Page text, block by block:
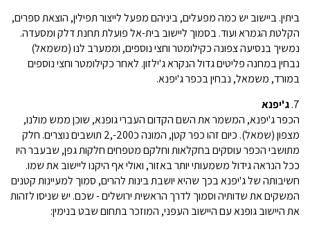
ביתין. ביישוב יש כמה מפעלים, ביניהם מפעל לייצור תפילין, הוצאת ספרים,
הקלטת הגמרא ועוד. בסמוך ליישוב בית-אל פועלת תחנת דלק ומסעדה.
נמשיך בנסיעה צפונה כקילומטר וחצי נוספים, וממערב לנו (משמאל)
נבחין במחנה פליטים גדול הנקרא ג'ילזון. לאחר כקילומטר וחצי נוספים
במורד, משמאל, נבחין בכפר ג'יפנא.
7. ג'יפנא
הכפר ג'יפנא, המשמר את השם הקדום העברי גופנא, שוכן ממש מולנו,
מצפון (שמאל). כיום זהו כפר קטן, המונה כ200-,2 תושבים נוצרים. חלק
מתושבי הכפר עוסקים בחקלאות וחלקם מטפחים חלקות גפן, שבעבר היו
ככל הנראה גידול משמעותי יותר באזור, ואולי אף היקנו ליישוב את שמו.
חשיבותה של ג'יפנא בכך שהיא יושבת בינות להרים, סמוך למעיינות קטנים
המשקים את שדותיה וסמוך לדרך הראשית ירושלים - שכם. יש שניסו לזהות
את היישוב גופנא עם היישוב העפני, המוזכר בתחום שבט בנימין: